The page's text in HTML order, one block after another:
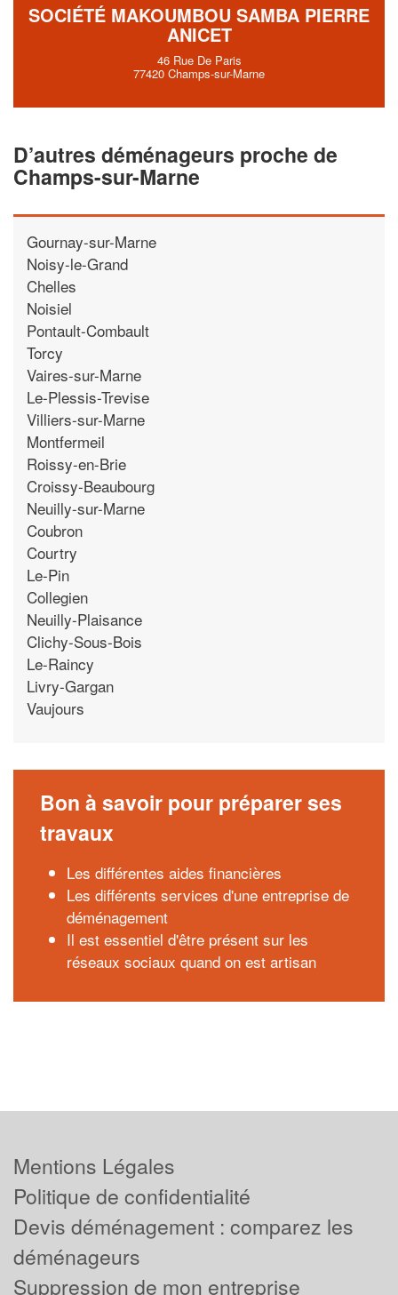
SOCIÉTÉ MAKOUMBOU SAMBA PIERRE
ANICET
46 Rue De Paris
77420 Champs-sur-Marne
D’autres déménageurs proche de
Champs-sur-Marne
Gournay-sur-Marne
Noisy-le-Grand
Chelles
Noisiel
Pontault-Combault
Torcy
Vaires-sur-Marne
Le-Plessis-Trevise
Villiers-sur-Marne
Montfermeil
Roissy-en-Brie
Croissy-Beaubourg
Neuilly-sur-Marne
Coubron
Courtry
Le-Pin
Collegien
Neuilly-Plaisance
Clichy-Sous-Bois
Le-Raincy
Livry-Gargan
Vaujours
Bon à savoir pour préparer ses
travaux
Les différentes aides financières
Les différents services d'une entreprise de
déménagement
Il est essentiel d'être présent sur les
réseaux sociaux quand on est artisan
Mentions Légales
Politique de confidentialité
Devis déménagement : comparez les
déménageurs
Suppression de mon entreprise